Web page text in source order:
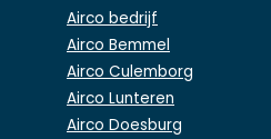
Airco bedrijf
Airco Bemmel
Airco Culemborg
Airco Lunteren
Airco Doesburg